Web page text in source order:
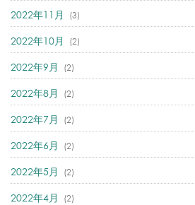
2022年11月 (3)
2022年10月 (2)
2022年9月 (2)
2022年8月 (2)
2022年7月 (2)
2022年6月 (2)
2022年5月 (2)
2022年4月 (2)